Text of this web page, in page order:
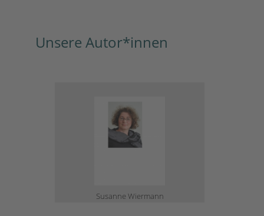
Unsere Autor*innen
Susanne Wiermann